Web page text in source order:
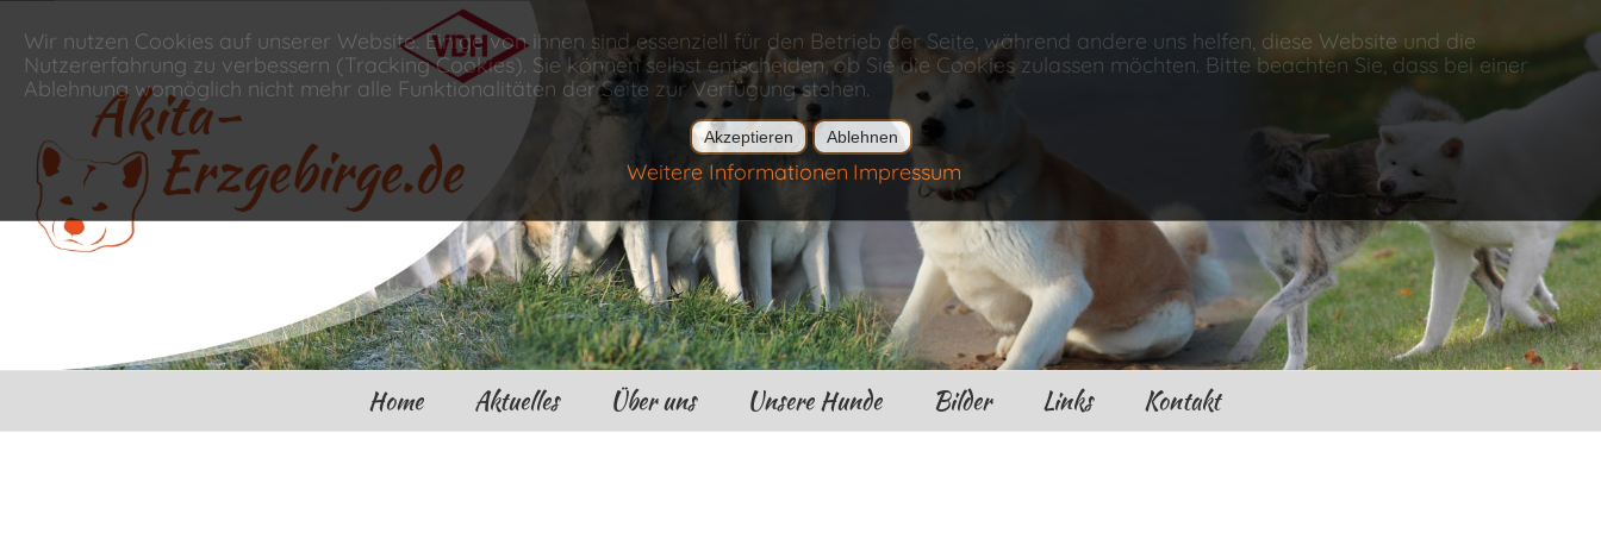
Home Aktuelles Über uns Unsere Hunde Bilder Links Kontakt
Wir nutzen Cookies auf unserer Website. Einige von ihnen sind essenziell für den Betrieb der Seite, während andere uns helfen, diese Website und die
Nutzererfahrung zu verbessern (Tracking Cookies). Sie können selbst entscheiden, ob Sie die Cookies zulassen möchten. Bitte beachten Sie, dass bei einer
Ablehnung womöglich nicht mehr alle Funktionalitäten der Seite zur Verfügung stehen.
Akzeptieren Ablehnen
Weitere Informationen Impressum